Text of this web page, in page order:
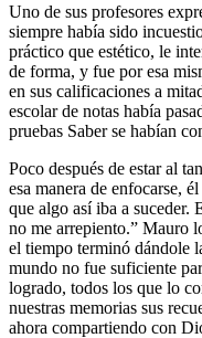
Uno de sus profesores
siempre había sido
práctico que estético, le
de forma, y fue por esa
en sus calificaciones a
escolar de notas había
pruebas Saber se habían
Poco después de estar al
esa manera de enfocarse,
que algo así iba a suceder.
no me arrepiento.” Mauro
el tiempo terminó dándole
mundo no fue suficiente
logrado, todos los que lo
nuestras memorias sus
ahora compartiendo con